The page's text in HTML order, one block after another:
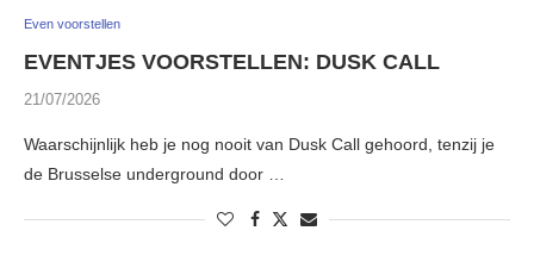
Even voorstellen
EVENTJES VOORSTELLEN: DUSK CALL
21/07/2026
Waarschijnlijk heb je nog nooit van Dusk Call gehoord, tenzij je
de Brusselse underground door …